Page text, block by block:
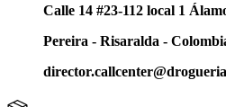
Calle 14 #23-112 local 1
Pereira - Risaralda -